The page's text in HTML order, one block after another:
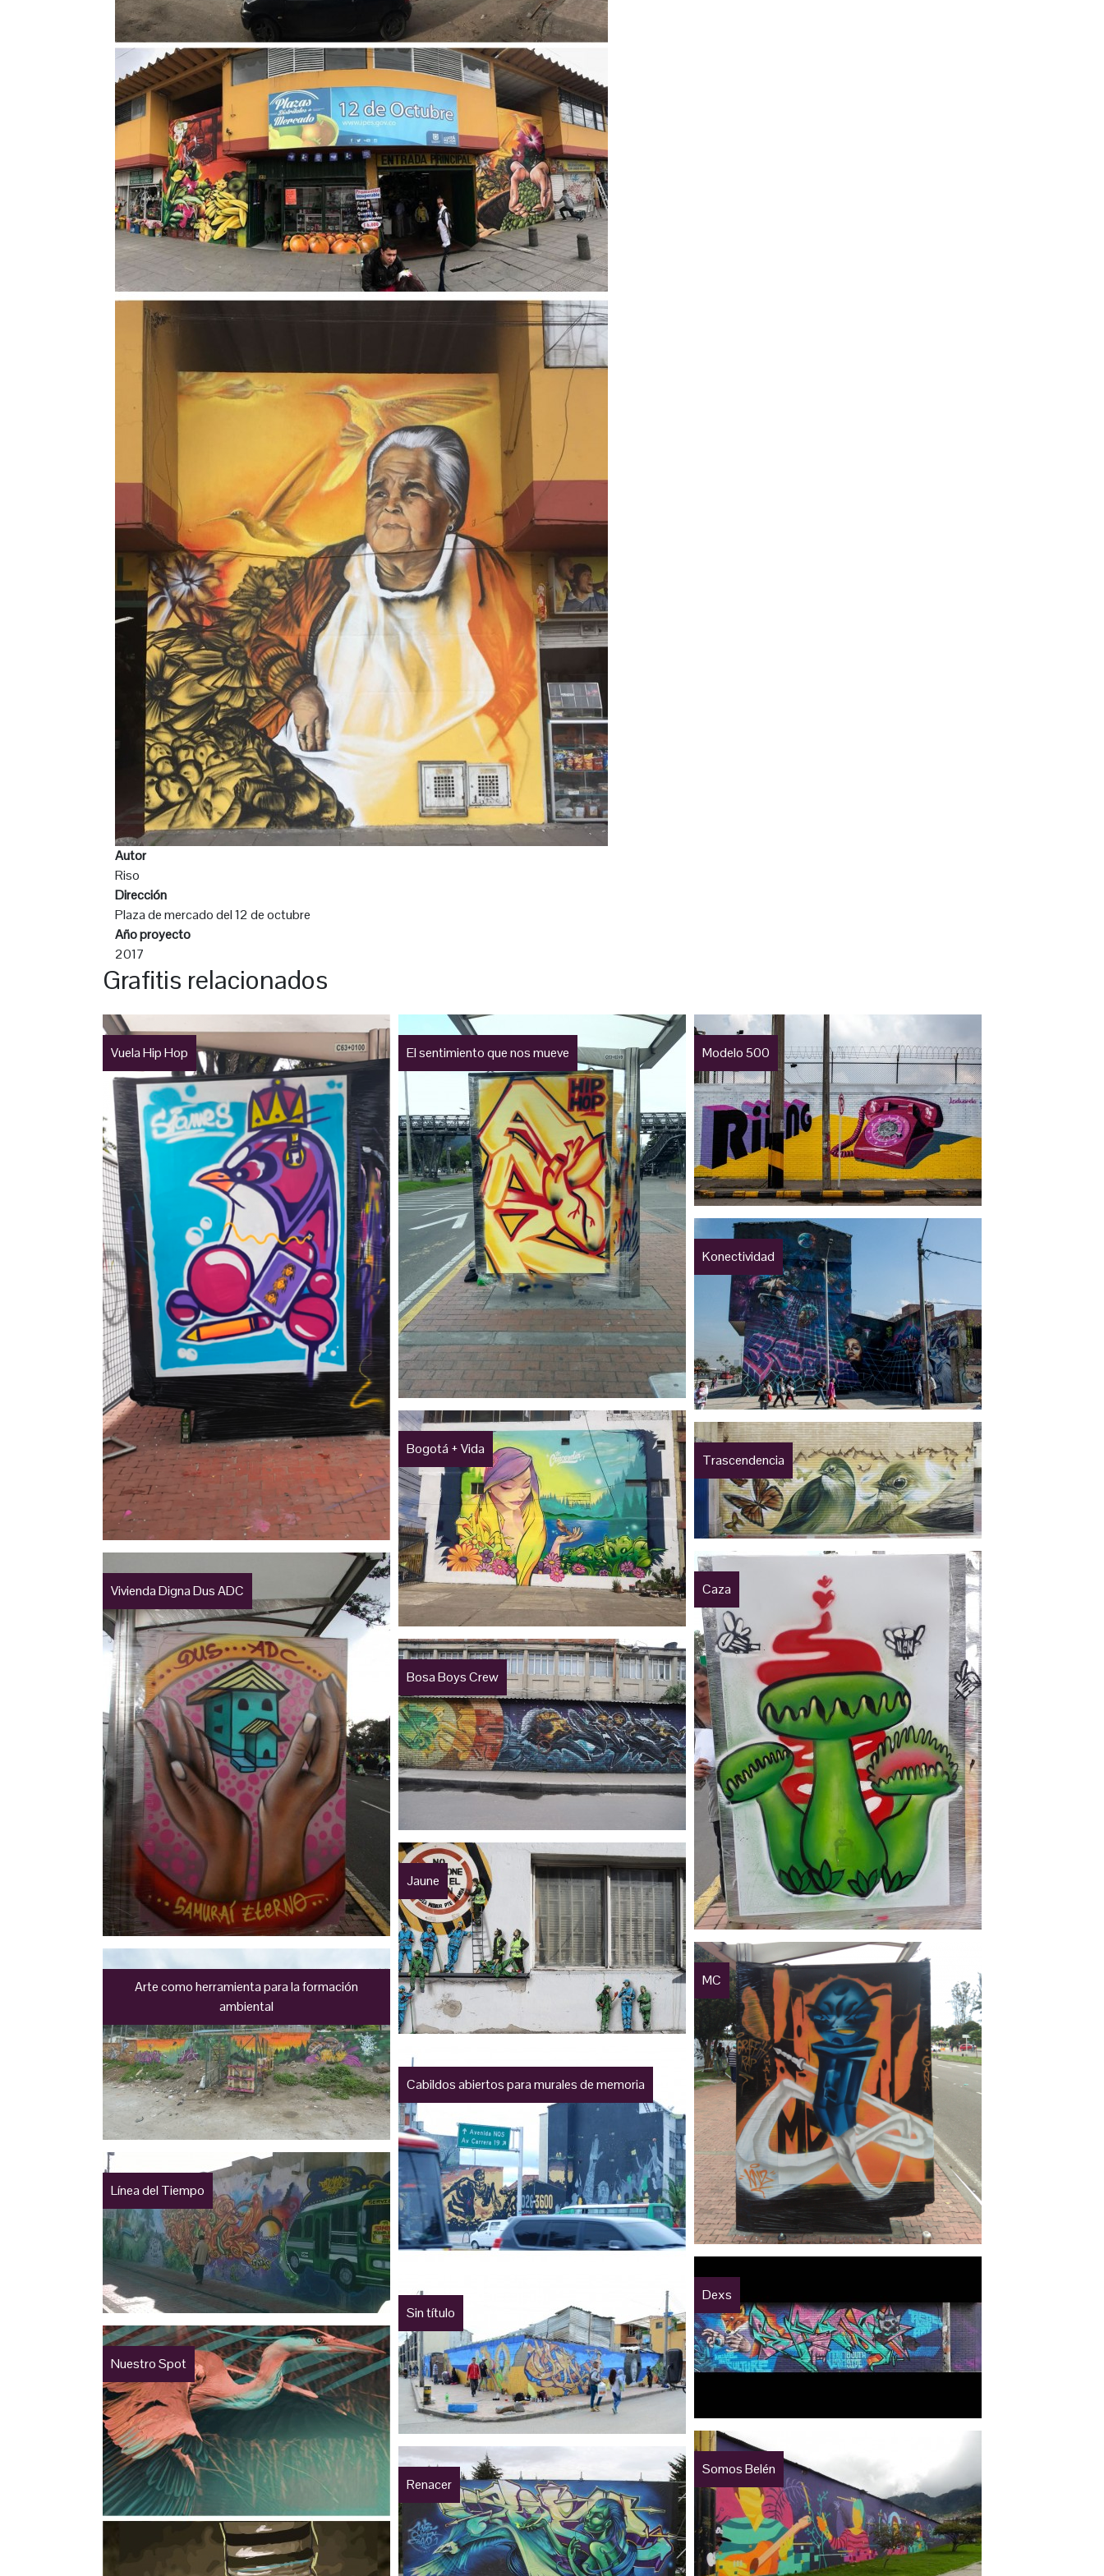
Autor
Riso
Dirección
Plaza de mercado del 12 de octubre
Año proyecto
2017
Grafitis relacionados
Vuela Hip Hop El sentimiento que nos mueve Modelo 500
Konectividad
Bogotá + Vida
Trascendencia
Caza
Vivienda Digna Dus ADC
Bosa Boys Crew
Jaune
MC
Arte como herramienta para la formación
ambiental
Cabildos abiertos para murales de memoria
Línea del Tiempo
Dexs
Sin título
Nuestro Spot
Somos Belén
Renacer